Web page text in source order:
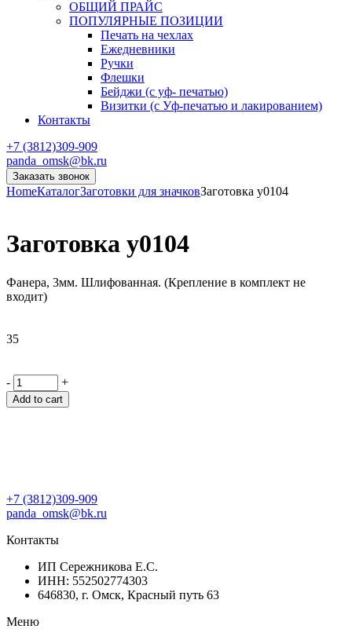
ОБЩИЙ ПРАЙС
ПОПУЛЯРНЫЕ ПОЗИЦИИ
Печать на чехлах
Ежедневники
Ручки
Флешки
Бейджи (с уф- печатью)
Визитки (с Уф-печатью и лакированием)
Контакты
+7 (3812)309-909
panda_omsk@bk.ru
Заказать звонок
HomeКаталогЗаготовки для значковЗаготовка y0104
Заготовка y0104
Фанера, 3мм. Шлифованная. (Крепление в комплект не
входит)
35
- +
Add to cart
+7 (3812)309-909
panda_omsk@bk.ru
Контакты
ИП Сережникова Е.С.
ИНН: 552502774303
646830, г. Омск, Красный путь 63
Меню